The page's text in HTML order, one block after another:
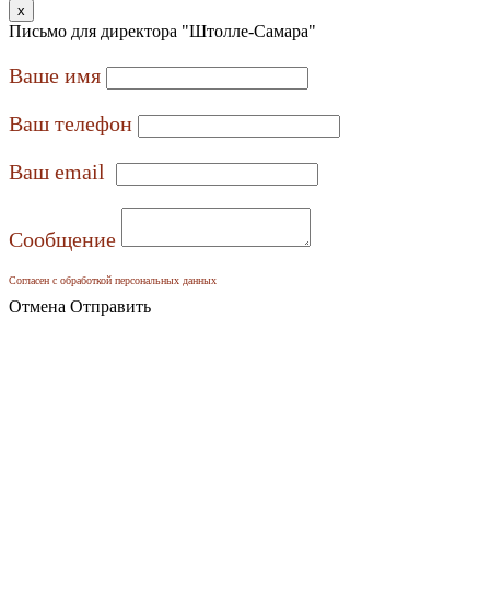
x
Письмо для директора "Штолле-Самара"
Ваше имя
Ваш телефон
Ваш email
Сообщение
Согласен с обработкой персональных данных
Отмена Отправить